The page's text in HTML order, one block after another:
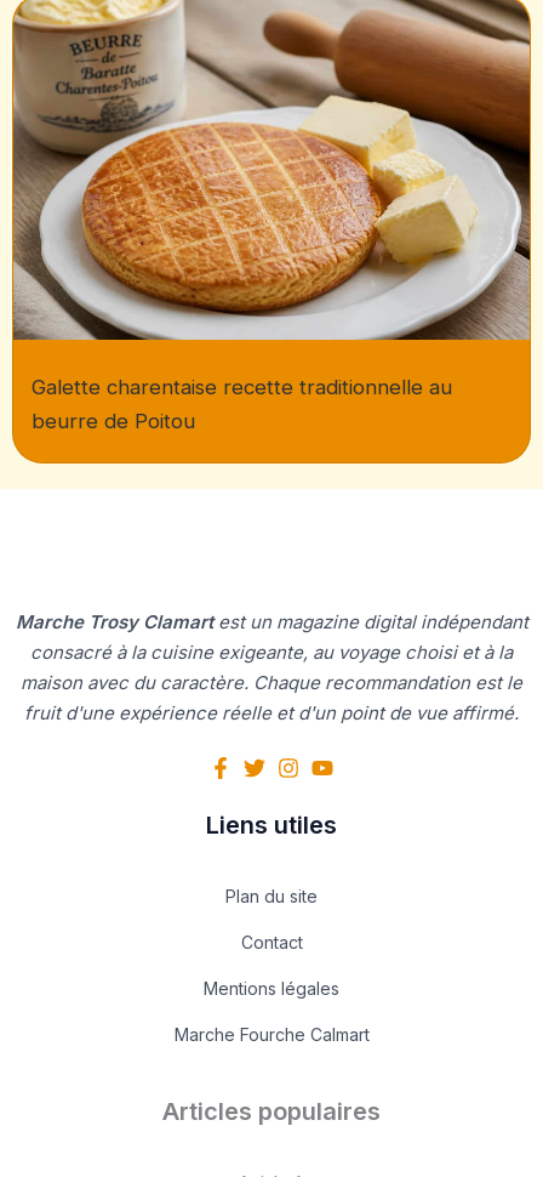
Galette charentaise recette traditionnelle au
beurre de Poitou
Marche Trosy Clamartest un magazine digital indépendant
consacré à la cuisine exigeante, au voyage choisi et à la
maison avec du caractère. Chaque recommandation est le
fruit d'une expérience réelle et d'un point de vue affirmé.
Liens utiles
Plan du site
Contact
Mentions légales
Marche Fourche Calmart
Articles populaires